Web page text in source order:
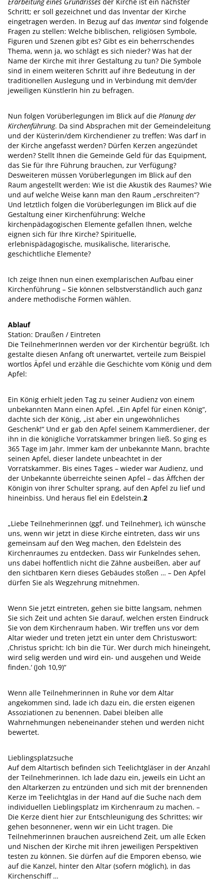
Schritt; er soll gezeichnet und das Inventar der Kirche
eingetragen werden. In Bezug auf das Inventar sind folgende
Fragen zu stellen: Welche biblischen, religiösen Symbole,
Figuren und Szenen gibt es? Gibt es ein beherrschendes
Thema, wenn ja, wo schlägt es sich nieder? Was hat der
Name der Kirche mit ihrer Gestaltung zu tun? Die Symbole
sind in einem weiteren Schritt auf ihre Bedeutung in der
traditionellen Auslegung und in Verbindung mit dem/der
jeweiligen KünstlerIn hin zu befragen.
Nun folgen Vorüberlegungen im Blick auf die Planung der
Kirchenführung. Da sind Absprachen mit der Gemeindeleitung
und der Küsterin/dem Kirchendiener zu treffen: Was darf in
der Kirche angefasst werden? Dürfen Kerzen angezündet
werden? Stellt Ihnen die Gemeinde Geld für das Equipment,
das Sie für Ihre Führung brauchen, zur Verfügung?
Desweiteren müssen Vorüberlegungen im Blick auf den
Raum angestellt werden: Wie ist die Akustik des Raumes? Wie
und auf welche Weise kann man den Raum „erschreiten“?
Und letztlich folgen die Vorüberlegungen im Blick auf die
Gestaltung einer Kirchenführung: Welche
kirchenpädagogischen Elemente gefallen Ihnen, welche
eignen sich für Ihre Kirche? Spirituelle,
erlebnispädagogische, musikalische, literarische,
geschichtliche Elemente?
Ich zeige Ihnen nun einen exemplarischen Aufbau einer
Kirchenführung – Sie können selbstverständlich auch ganz
andere methodische Formen wählen.
Ablauf
Station: Draußen / Eintreten
Die TeilnehmerInnen werden vor der Kirchentür begrüßt. Ich
gestalte diesen Anfang oft unerwartet, verteile zum Beispiel
wortlos Äpfel und erzähle die Geschichte vom König und dem
Apfel:
Ein König erhielt jeden Tag zu seiner Audienz von einem
unbekannten Mann einen Apfel. „Ein Apfel für einen König“,
dachte sich der König, „ist aber ein ungewöhnliches
Geschenk!“ Und er gab den Apfel seinem Kammerdiener, der
ihn in die königliche Vorratskammer bringen ließ. So ging es
365 Tage im Jahr. Immer kam der unbekannte Mann, brachte
seinen Apfel, dieser landete unbeachtet in der
Vorratskammer. Bis eines Tages – wieder war Audienz, und
der Unbekannte überreichte seinen Apfel – das Äffchen der
Königin von ihrer Schulter sprang, auf den Apfel zu lief und
hineinbiss. Und heraus fiel ein Edelstein.2
„Liebe Teilnehmerinnen (ggf. und Teilnehmer), ich wünsche
uns, wenn wir jetzt in diese Kirche eintreten, dass wir uns
gemeinsam auf den Weg machen, den Edelstein des
Kirchenraumes zu entdecken. Dass wir Funkelndes sehen,
uns dabei hoffentlich nicht die Zähne ausbeißen, aber auf
den sichtbaren Kern dieses Gebäudes stoßen … – Den Apfel
dürfen Sie als Wegzehrung mitnehmen.
Wenn Sie jetzt eintreten, gehen sie bitte langsam, nehmen
Sie sich Zeit und achten Sie darauf, welchen ersten Eindruck
Sie von dem Kirchenraum haben. Wir treffen uns vor dem
Altar wieder und treten jetzt ein unter dem Christuswort:
‚Christus spricht: Ich bin die Tür. Wer durch mich hineingeht,
wird selig werden und wird ein- und ausgehen und Weide
finden.‘ (Joh 10,9)“
Wenn alle Teilnehmerinnen in Ruhe vor dem Altar
angekommen sind, lade ich dazu ein, die ersten eigenen
Assoziationen zu benennen. Dabei bleiben alle
Wahrnehmungen nebeneinander stehen und werden nicht
bewertet.
Lieblingsplatzsuche
Auf dem Altartisch befinden sich Teelichtgläser in der Anzahl
der Teilnehmerinnen. Ich lade dazu ein, jeweils ein Licht an
den Altarkerzen zu entzünden und sich mit der brennenden
Kerze im Teelichtglas in der Hand auf die Suche nach dem
individuellen Lieblingsplatz im Kirchenraum zu machen. –
Die Kerze dient hier zur Entschleunigung des Schrittes; wir
gehen besonnener, wenn wir ein Licht tragen. Die
Teilnehmerinnen brauchen ausreichend Zeit, um alle Ecken
und Nischen der Kirche mit ihren jeweiligen Perspektiven
testen zu können. Sie dürfen auf die Emporen ebenso, wie
auf die Kanzel, hinter den Altar (sofern möglich), in das
Kirchenschiff …